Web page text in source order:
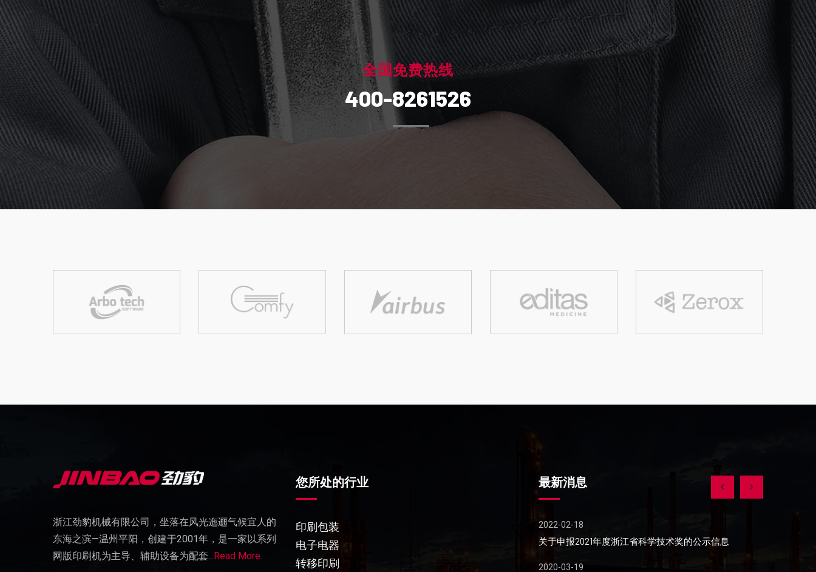
全国免费热线
400-8261526
浙江劲豹机械有限公司，坐落在风光迤逦气候宜人的
东海之滨—温州平阳，创建于2001年，是一家以系列
网版印刷机为主导、辅助设备为配套...Read More.
您所处的行业
印刷包装
电子电器
转移印刷
最新消息
2022-02-18
关于申报2021年度浙江省科学技术奖的公示信息
2020-01-19
劲豹机械方新通：一生只做一件事，丝印技术创新！
2019-10-19
2022-02-18
关于申报2021年度浙江省科学技术奖的公示信息
2020-03-19